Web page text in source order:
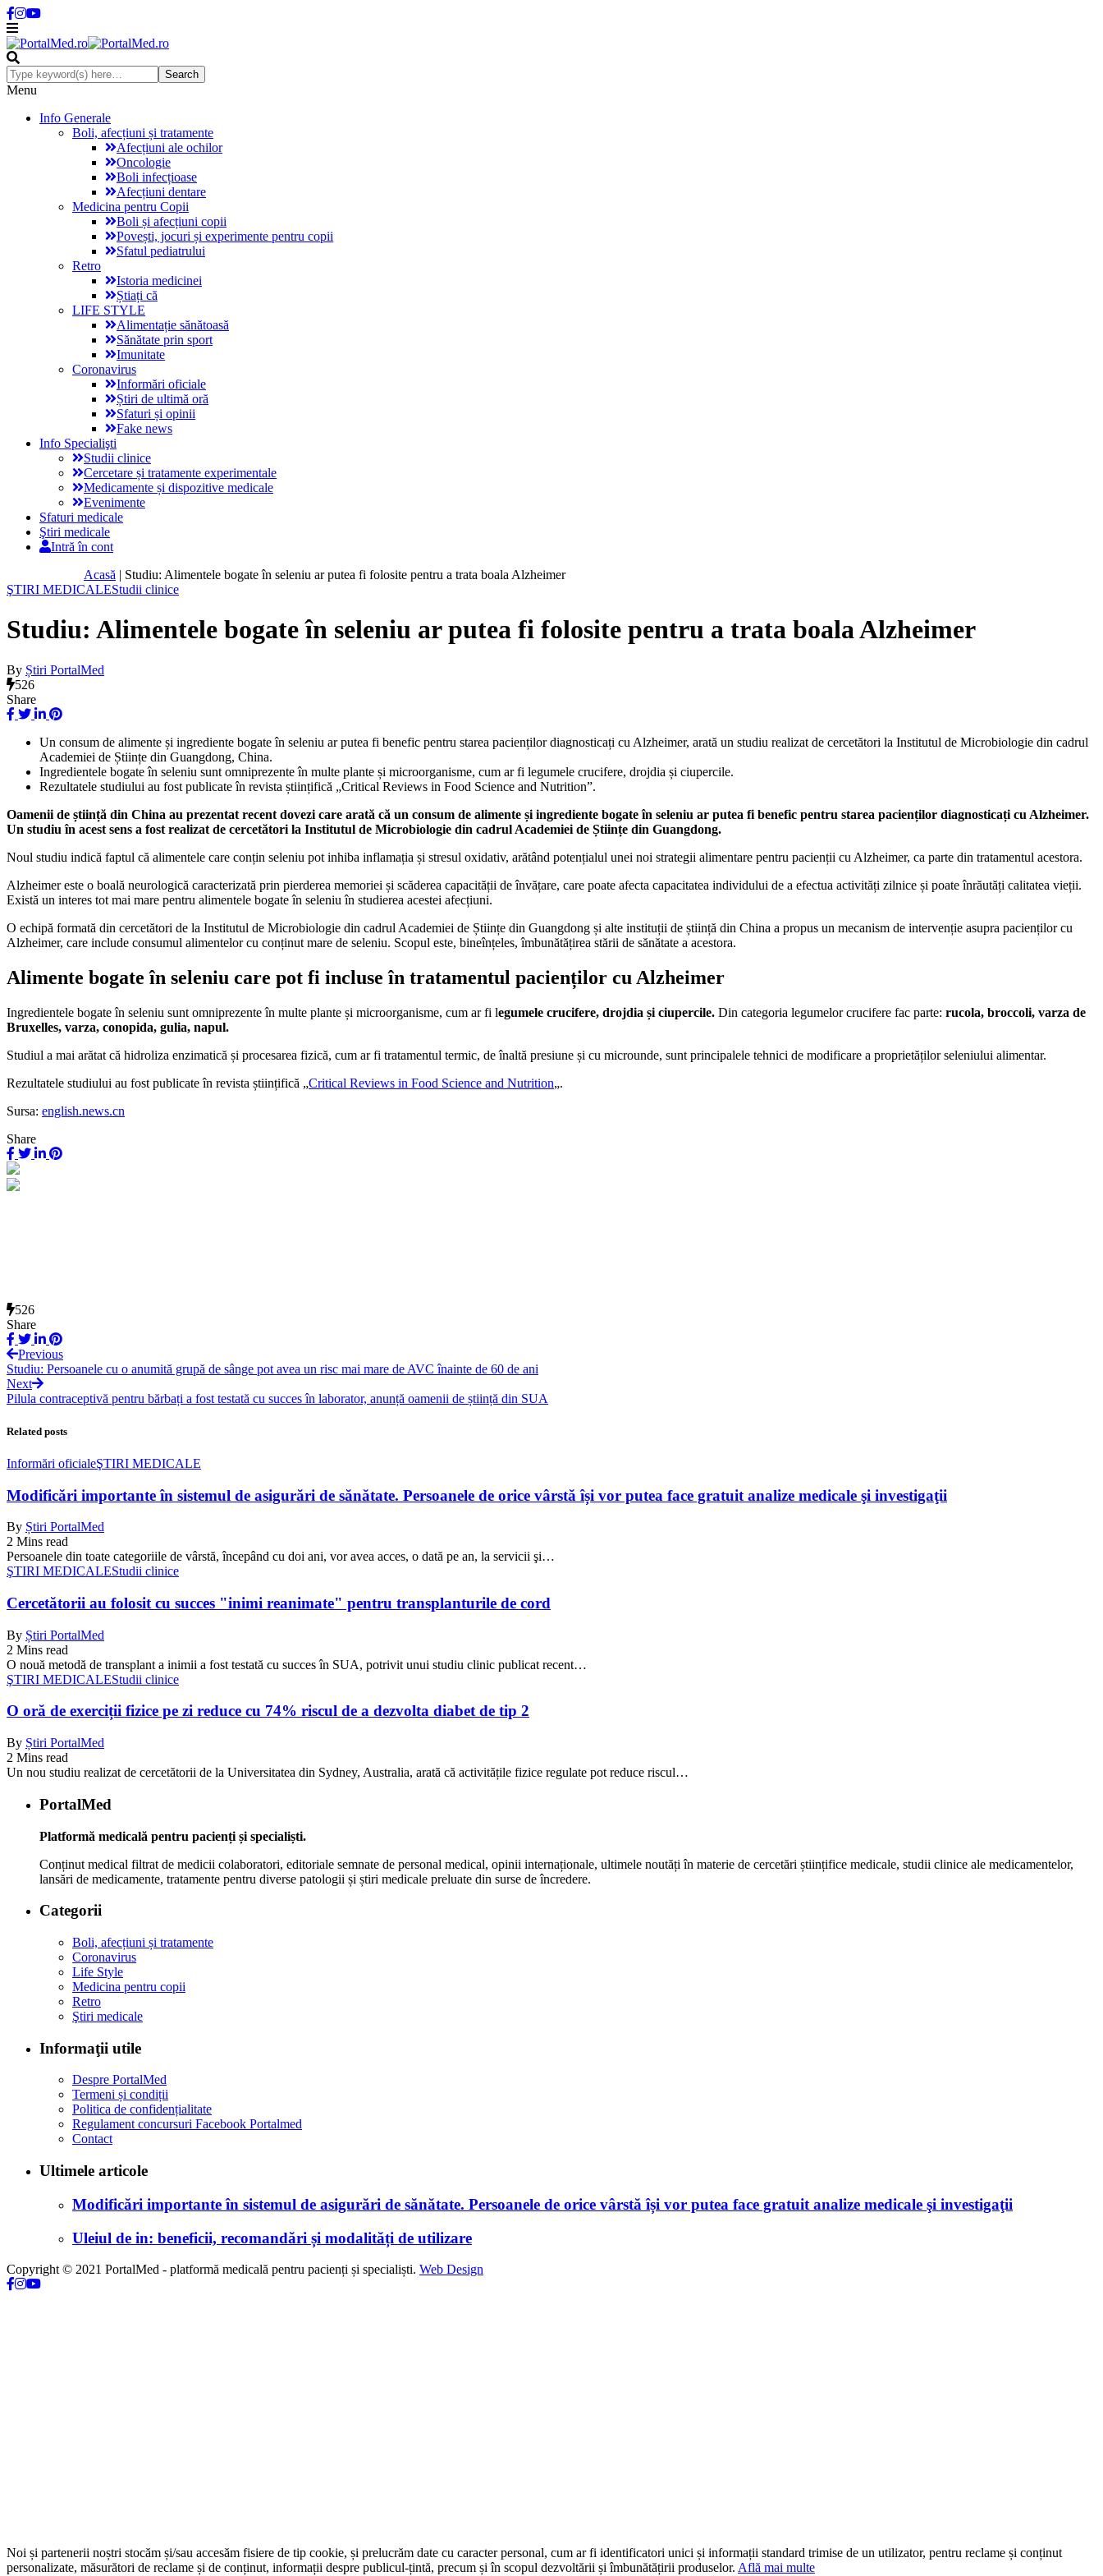
Menu
Info Generale
Boli, afecțiuni și tratamente
Afecțiuni ale ochilor
Oncologie
Boli infecțioase
Afecțiuni dentare
Medicina pentru Copii
Boli și afecțiuni copii
Povești, jocuri și experimente pentru copii
Sfatul pediatrului
Retro
Istoria medicinei
Știați că
LIFE STYLE
Alimentație sănătoasă
Sănătate prin sport
Imunitate
Coronavirus
Informări oficiale
Știri de ultimă oră
Sfaturi și opinii
Fake news
Info Specialişti
Studii clinice
Cercetare și tratamente experimentale
Medicamente și dispozitive medicale
Evenimente
Sfaturi medicale
Ştiri medicale
Intră în cont
Acasă | Studiu: Alimentele bogate în seleniu ar putea fi folosite pentru a trata boala Alzheimer
ŞTIRI MEDICALEStudii clinice
Studiu: Alimentele bogate în seleniu ar putea fi folosite pentru a trata boala Alzheimer
By Știri PortalMed
526
Share
Un consum de alimente și ingrediente bogate în seleniu ar putea fi benefic pentru starea pacienților diagnosticați cu Alzheimer, arată un studiu realizat de cercetători la Institutul de Microbiologie din cadrul
Academiei de Științe din Guangdong, China.
Ingredientele bogate în seleniu sunt omniprezente în multe plante și microorganisme, cum ar fi legumele crucifere, drojdia și ciupercile.
Rezultatele studiului au fost publicate în revista științifică „Critical Reviews in Food Science and Nutrition”.
Oamenii de știință din China au prezentat recent dovezi care arată că un consum de alimente și ingrediente bogate în seleniu ar putea fi benefic pentru starea pacienților diagnosticați cu Alzheimer.
Un studiu în acest sens a fost realizat de cercetători la Institutul de Microbiologie din cadrul Academiei de Științe din Guangdong.
Noul studiu indică faptul că alimentele care conțin seleniu pot inhiba inflamația și stresul oxidativ, arătând potențialul unei noi strategii alimentare pentru pacienții cu Alzheimer, ca parte din tratamentul acestora.
Alzheimer este o boală neurologică caracterizată prin pierderea memoriei și scăderea capacității de învățare, care poate afecta capacitatea individului de a efectua activități zilnice și poate înrăutăți calitatea vieții.
Există un interes tot mai mare pentru alimentele bogate în seleniu în studierea acestei afecțiuni.
O echipă formată din cercetători de la Institutul de Microbiologie din cadrul Academiei de Științe din Guangdong și alte instituții de știință din China a propus un mecanism de intervenție asupra pacienților cu
Alzheimer, care include consumul alimentelor cu conținut mare de seleniu. Scopul este, bineînțeles, îmbunătățirea stării de sănătate a acestora.
Alimente bogate în seleniu care pot fi incluse în tratamentul pacienților cu Alzheimer
Ingredientele bogate în seleniu sunt omniprezente în multe plante și microorganisme, cum ar fi legumele crucifere, drojdia și ciupercile. Din categoria legumelor crucifere fac parte: rucola, broccoli, varza de
Bruxelles, varza, conopida, gulia, napul.
Studiul a mai arătat că hidroliza enzimatică și procesarea fizică, cum ar fi tratamentul termic, de înaltă presiune și cu microunde, sunt principalele tehnici de modificare a proprietăților seleniului alimentar.
Rezultatele studiului au fost publicate în revista științifică „Critical Reviews in Food Science and Nutrition„.
Sursa: english.news.cn
Share
526
Share
Previous
Studiu: Persoanele cu o anumită grupă de sânge pot avea un risc mai mare de AVC înainte de 60 de ani
Next
Pilula contraceptivă pentru bărbați a fost testată cu succes în laborator, anunță oamenii de știință din SUA
Related posts
Informări oficialeŞTIRI MEDICALE
Modificări importante în sistemul de asigurări de sănătate. Persoanele de orice vârstă își vor putea face gratuit analize medicale şi investigaţii
By Știri PortalMed
2 Mins read
Persoanele din toate categoriile de vârstă, începând cu doi ani, vor avea acces, o dată pe an, la servicii şi…
ŞTIRI MEDICALEStudii clinice
Cercetătorii au folosit cu succes "inimi reanimate" pentru transplanturile de cord
By Știri PortalMed
2 Mins read
O nouă metodă de transplant a inimii a fost testată cu succes în SUA, potrivit unui studiu clinic publicat recent…
ŞTIRI MEDICALEStudii clinice
O oră de exerciții fizice pe zi reduce cu 74% riscul de a dezvolta diabet de tip 2
By Știri PortalMed
2 Mins read
Un nou studiu realizat de cercetătorii de la Universitatea din Sydney, Australia, arată că activitățile fizice regulate pot reduce riscul…
PortalMed
Platformă medicală pentru pacienți și specialiști.
Conținut medical filtrat de medicii colaboratori, editoriale semnate de personal medical, opinii internaționale, ultimele noutăți în materie de cercetări științifice medicale, studii clinice ale medicamentelor,
lansări de medicamente, tratamente pentru diverse patologii și știri medicale preluate din surse de încredere.
Categorii
Boli, afecțiuni și tratamente
Coronavirus
Life Style
Medicina pentru copii
Retro
Ştiri medicale
Informaţii utile
Despre PortalMed
Termeni și condiții
Politica de confidențialitate
Regulament concursuri Facebook Portalmed
Contact
Ultimele articole
Modificări importante în sistemul de asigurări de sănătate. Persoanele de orice vârstă își vor putea face gratuit analize medicale şi investigaţii
Uleiul de in: beneficii, recomandări și modalități de utilizare
Copyright © 2021 PortalMed - platformă medicală pentru pacienți și specialiști. Web Design
Noi și partenerii noștri stocăm și/sau accesăm fisiere de tip cookie, și prelucrăm date cu caracter personal, cum ar fi identificatori unici și informații standard trimise de un utilizator, pentru reclame și conținut
personalizate, măsurători de reclame și de conținut, informații despre publicul-țintă, precum și în scopul dezvoltării și îmbunătățirii produselor. Află mai multe